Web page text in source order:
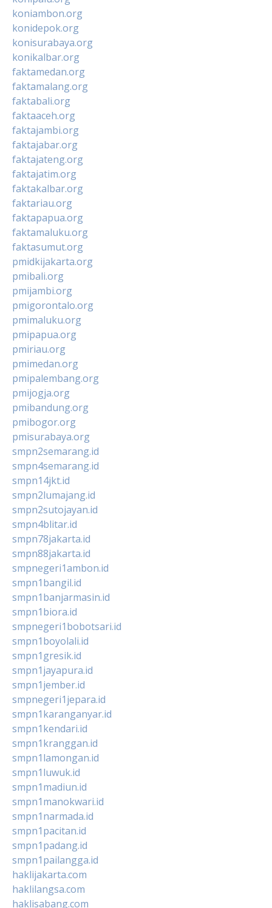
koniambon.org
konidepok.org
konisurabaya.org
konikalbar.org
faktamedan.org
faktamalang.org
faktabali.org
faktaaceh.org
faktajambi.org
faktajabar.org
faktajateng.org
faktajatim.org
faktakalbar.org
faktariau.org
faktapapua.org
faktamaluku.org
faktasumut.org
pmidkijakarta.org
pmibali.org
pmijambi.org
pmigorontalo.org
pmimaluku.org
pmipapua.org
pmiriau.org
pmimedan.org
pmipalembang.org
pmijogja.org
pmibandung.org
pmibogor.org
pmisurabaya.org
smpn2semarang.id
smpn4semarang.id
smpn14jkt.id
smpn2lumajang.id
smpn2sutojayan.id
smpn4blitar.id
smpn78jakarta.id
smpn88jakarta.id
smpnegeri1ambon.id
smpn1bangil.id
smpn1banjarmasin.id
smpn1biora.id
smpnegeri1bobotsari.id
smpn1boyolali.id
smpn1gresik.id
smpn1jayapura.id
smpn1jember.id
smpnegeri1jepara.id
smpn1karanganyar.id
smpn1kendari.id
smpn1kranggan.id
smpn1lamongan.id
smpn1luwuk.id
smpn1madiun.id
smpn1manokwari.id
smpn1narmada.id
smpn1pacitan.id
smpn1padang.id
smpn1pailangga.id
haklijakarta.com
haklilangsa.com
haklisabang.com